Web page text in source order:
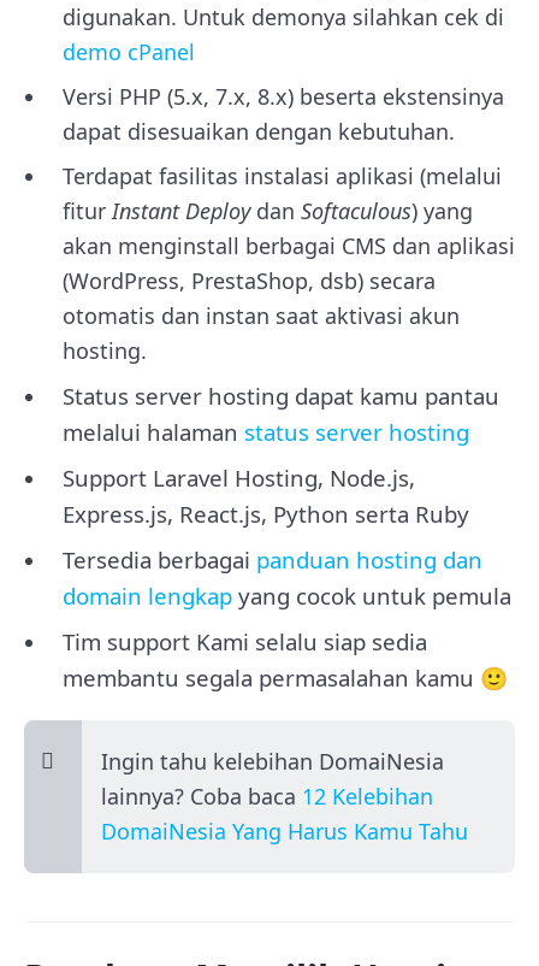
digunakan. Untuk demonya silahkan cek di
demo cPanel
Versi PHP (5.x, 7.x, 8.x) beserta ekstensinya
dapat disesuaikan dengan kebutuhan.
Terdapat fasilitas instalasi aplikasi (melalui
fitur Instant Deploydan Softaculous) yang
akan menginstall berbagai CMS dan aplikasi
(WordPress, PrestaShop, dsb) secara
otomatis dan instan saat aktivasi akun
hosting.
Status server hosting dapat kamu pantau
melalui halaman status server hosting
Support Laravel Hosting, Node.js,
Express.js, React.js, Python serta Ruby
Tersedia berbagai panduan hosting dan
domain lengkap yang cocok untuk pemula
Tim support Kami selalu siap sedia
membantu segala permasalahan kamu 🙂
Ingin tahu kelebihan DomaiNesia
lainnya? Coba baca 12 Kelebihan
DomaiNesia Yang Harus Kamu Tahu